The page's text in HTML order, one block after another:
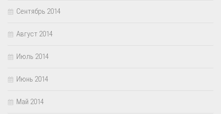
Сентябрь 2014
Август 2014
Июль 2014
Июнь 2014
Май 2014